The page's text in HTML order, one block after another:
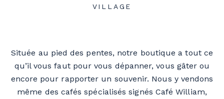
VILLAGE
Située au pied des pentes, notre boutique a tout ce
qu’il vous faut pour vous dépanner, vous gâter ou
encore pour rapporter un souvenir. Nous y vendons
même des cafés spécialisés signés Café William,